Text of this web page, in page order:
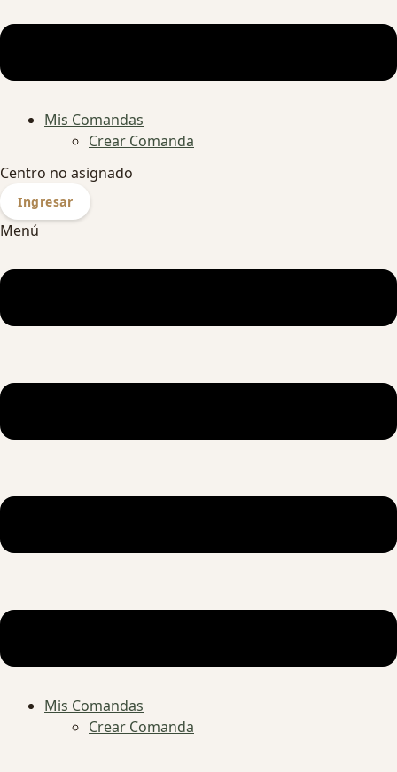
Mis Comandas
Crear Comanda
Centro no asignado
Ingresar
Menú
Mis Comandas
Crear Comanda